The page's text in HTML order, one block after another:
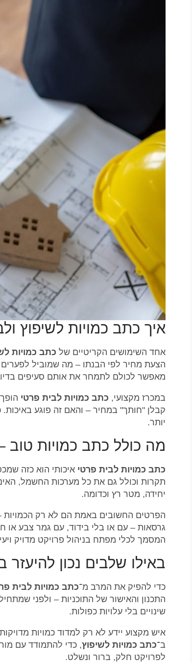
איך כתב כמויות לשיפוץ
אחד השימושים הקריטיים של כתב כמויות
הצעת מחיר לפי הבנתו – מה שמוביל לפערים
מאפשר לכולם לתמחר את אותם סעיפים
במכרז מקצועי, כתב כמויות לבית פרטי
קבלן "חותך" במחיר – והאם זה פוגע
יותר.
מה כולל כתב כמויות טוב
כתב כמויות לבית פרטי איכותי הוא כזה
תקרות וכולל גם את כל מערכות החשמל,
יחידה, מטר רץ וכדומה.
הפרטים החשובים באמת הם לא רק הכמויות
גרסאות – עם או בלי בידוד, עם גמר צבע או
המסמך לכלי מפתח בניהול פרויקט מדויק
באילו שלבים נכון
כדי להפיק את המרב מ־כתב כמויות לבית
התכנון והאישור של התוכניות – ולפני
שינויים בלי עלויות כפולות.
איש מקצוע יידע לא רק למדוד כמויות
ב־כתב כמויות לשיפוץ, כדי להתמודד עם
לפרויקט חלק, ברור ונשלט.